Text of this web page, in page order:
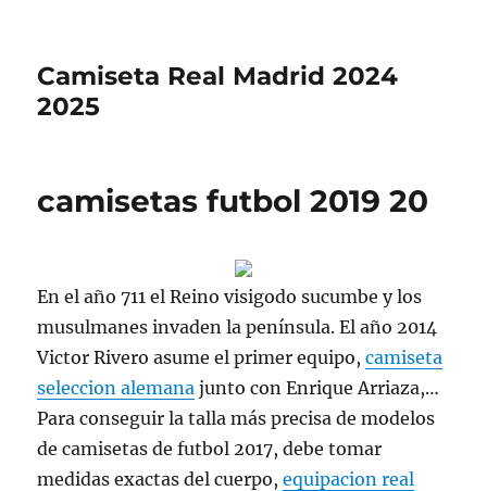
Camiseta Real Madrid 2024
2025
camisetas futbol 2019 20
En el año 711 el Reino visigodo sucumbe y los
musulmanes invaden la península. El año 2014
Victor Rivero asume el primer equipo,camiseta
seleccion alemana junto con Enrique Arriaza,…
Para conseguir la talla más precisa de modelos
de camisetas de futbol 2017, debe tomar
medidas exactas del cuerpo,equipacion real